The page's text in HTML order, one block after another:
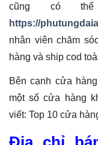
cũng có
https://
nhân viên chăm
hàng và ship cod
Bên cạnh cửa
một số cửa hàng
viết: Top 10 cửa